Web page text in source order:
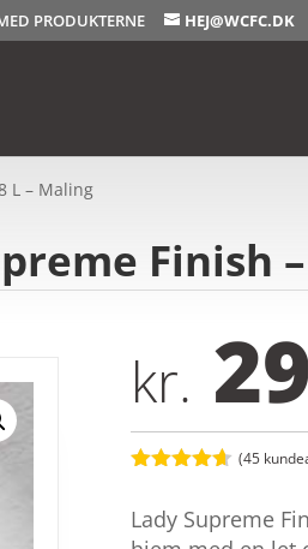
PRODUKTERNE HEJ@WCFC.DK
L – Maling
Finish
kr.
ud af 5
baseret på
(45
Lady Supreme